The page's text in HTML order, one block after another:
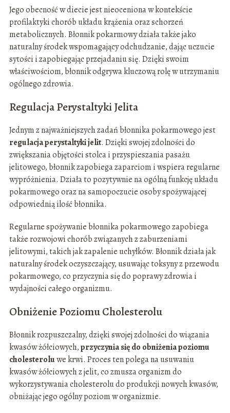
Jego obecność w diecie jest nieoceniona w kontekście
profilaktyki chorób układu krążenia oraz schorzeń
metabolicznych. Błonnik pokarmowy działa także jako
naturalny środek wspomagający odchudzanie, dając uczucie
sytości i zapobiegając przejadaniu się. Dzięki swoim
właściwościom, błonnik odgrywa kluczową rolę w utrzymaniu
ogólnego zdrowia.
Regulacja Perystaltyki Jelita
Jednym z najważniejszych zadań błonnika pokarmowego jest
regulacja perystaltyki jelit. Dzięki swojej zdolności do
zwiększania objętości stolca i przyspieszania pasażu
jelitowego, błonnik zapobiega zaparciom i wspiera regularne
wypróżnienia. Działa to pozytywnie na ogólną funkcję układu
pokarmowego oraz na samopoczucie osoby spożywającej
odpowiednią ilość błonnika.
Regularne spożywanie błonnika pokarmowego zapobiega
także rozwojowi chorób związanych z zaburzeniami
jelitowymi, takich jak zapalenie uchyłków. Błonnik działa jak
naturalny środek oczyszczający, usuwając toksyny z przewodu
pokarmowego, co przyczynia się do poprawy zdrowia i
wydajności całego organizmu.
Obniżenie Poziomu Cholesterolu
Błonnik rozpuszczalny, dzięki swojej zdolności do wiązania
kwasów żółciowych,przyczynia się do obniżenia poziomu
cholesteroluwe krwi. Proces ten polega na usuwaniu
kwasów żółciowych z jelit, co zmusza organizm do
wykorzystywania cholesterolu do produkcji nowych kwasów,
obniżając jego ogólny poziom w organizmie.